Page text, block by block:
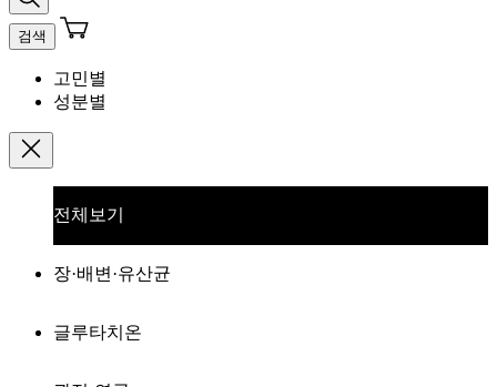
검색
고민별
성분별
전체보기
장·배변·유산균
글루타치온